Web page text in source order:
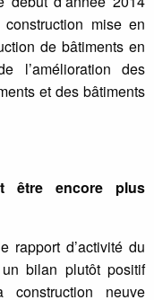
mise en
de bâtiments en
l’amélioration des
et des bâtiments
être encore plus
rapport d’activité du
bilan plutôt positif
neuve